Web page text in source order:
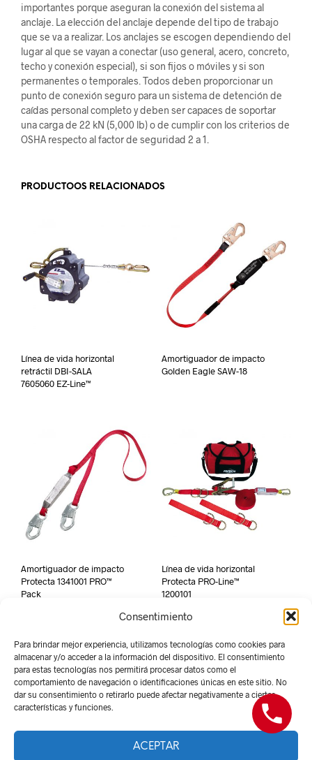
Consentimiento
Para brindar mejor experiencia, utilizamos tecnologías como cookies para
almacenar y/o acceder a la información del dispositivo. El consentimiento
para estas tecnologías nos permitirá procesar datos como el
comportamiento de navegación o identificaciones únicas en este sitio. No
dar su consentimiento o retirarlo puede afectar negativamente a ciertas
características y funciones.
ACEPTAR
importantes porque aseguran la conexión del sistema al
anclaje. La elección del anclaje depende del tipo de trabajo
que se va a realizar. Los anclajes se escogen dependiendo del
lugar al que se vayan a conectar (uso general, acero, concreto,
techo y conexión especial), si son fijos o móviles y si son
permanentes o temporales. Todos deben proporcionar un
punto de conexión seguro para un sistema de detención de
caídas personal completo y deben ser capaces de soportar
una carga de 22 kN (5,000 lb) o de cumplir con los criterios de
OSHA respecto al factor de seguridad 2 a 1.
PRODUCTOOS RELACIONADOS
Línea de vida horizontal
retráctil DBI-SALA
7605060 EZ-Line™
Amortiguador de impacto
Golden Eagle SAW-18
Amortiguador de impacto
Protecta 1341001 PRO™
Pack
Línea de vida horizontal
Protecta PRO-Line™
1200101